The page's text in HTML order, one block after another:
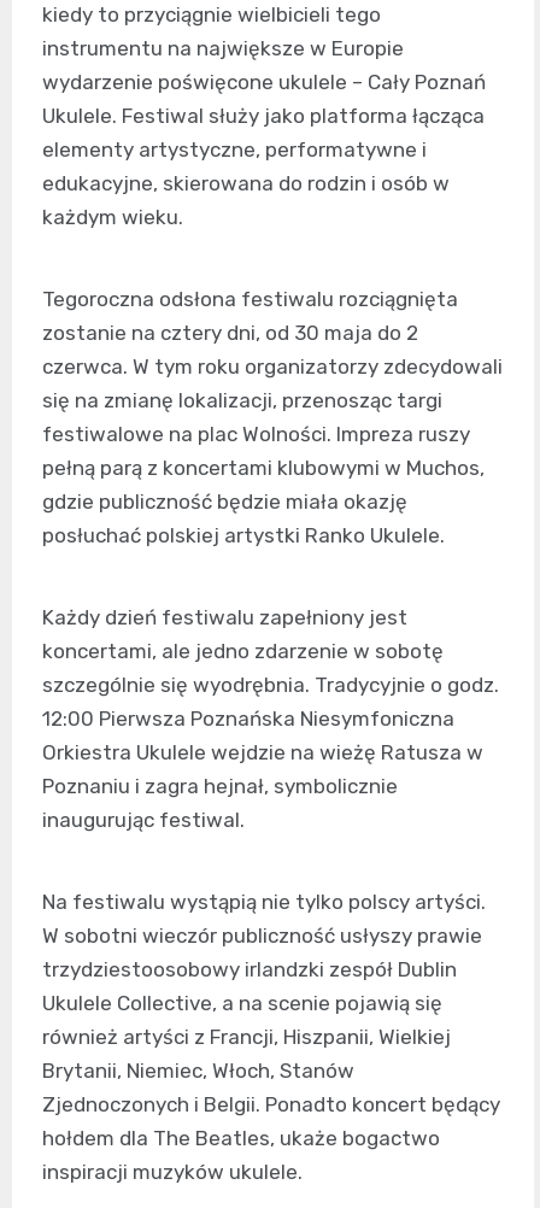
kiedy to przyciągnie wielbicieli tego
instrumentu na największe w Europie
wydarzenie poświęcone ukulele – Cały Poznań
Ukulele. Festiwal służy jako platforma łącząca
elementy artystyczne, performatywne i
edukacyjne, skierowana do rodzin i osób w
każdym wieku.
Tegoroczna odsłona festiwalu rozciągnięta
zostanie na cztery dni, od 30 maja do 2
czerwca. W tym roku organizatorzy zdecydowali
się na zmianę lokalizacji, przenosząc targi
festiwalowe na plac Wolności. Impreza ruszy
pełną parą z koncertami klubowymi w Muchos,
gdzie publiczność będzie miała okazję
posłuchać polskiej artystki Ranko Ukulele.
Każdy dzień festiwalu zapełniony jest
koncertami, ale jedno zdarzenie w sobotę
szczególnie się wyodrębnia. Tradycyjnie o godz.
12:00 Pierwsza Poznańska Niesymfoniczna
Orkiestra Ukulele wejdzie na wieżę Ratusza w
Poznaniu i zagra hejnał, symbolicznie
inaugurując festiwal.
Na festiwalu wystąpią nie tylko polscy artyści.
W sobotni wieczór publiczność usłyszy prawie
trzydziestoosobowy irlandzki zespół Dublin
Ukulele Collective, a na scenie pojawią się
również artyści z Francji, Hiszpanii, Wielkiej
Brytanii, Niemiec, Włoch, Stanów
Zjednoczonych i Belgii. Ponadto koncert będący
hołdem dla The Beatles, ukaże bogactwo
inspiracji muzyków ukulele.